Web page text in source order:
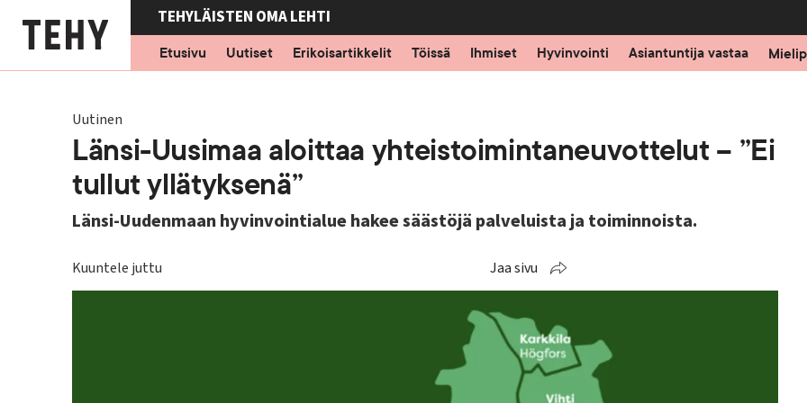
pääsisältöön
TEHYLÄISTEN OMA LEHTI
Etusivu
Uutiset Erikoisartikkelit Töissä Ihmiset Hyvinvointi Asiantuntija vastaa
Uutinen
Länsi-Uusimaa aloittaa yhteistoimintaneuvottelut – ”Ei
tullut yllätyksenä”
Länsi-Uudenmaan hyvinvointialue hakee säästöjä palveluista ja toiminnoista.
Kuuntele juttu Jaa sivu